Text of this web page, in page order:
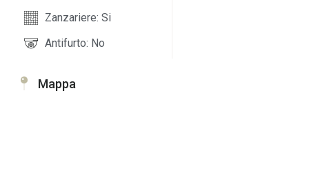
Zanzariere: Si
Antifurto: No
Mappa